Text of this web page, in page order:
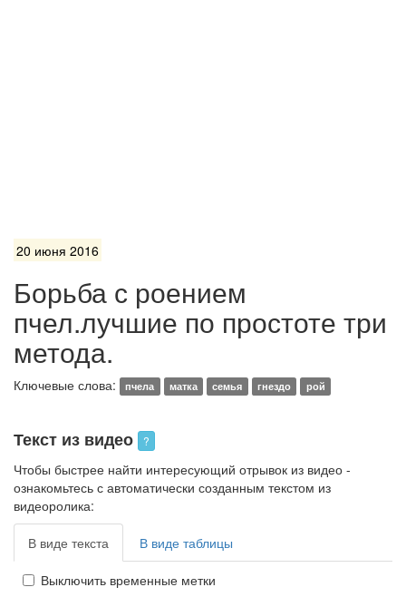
20 июня 2016
Борьба с роением
пчел.лучшие по простоте три
метода.
Ключевые слова: пчела матка семья гнездо рой
Текст из видео ?
Чтобы быстрее найти интересующий отрывок из видео -
ознакомьтесь с автоматически созданным текстом из
видеоролика:
В виде текста В виде таблицы
Выключить временные метки